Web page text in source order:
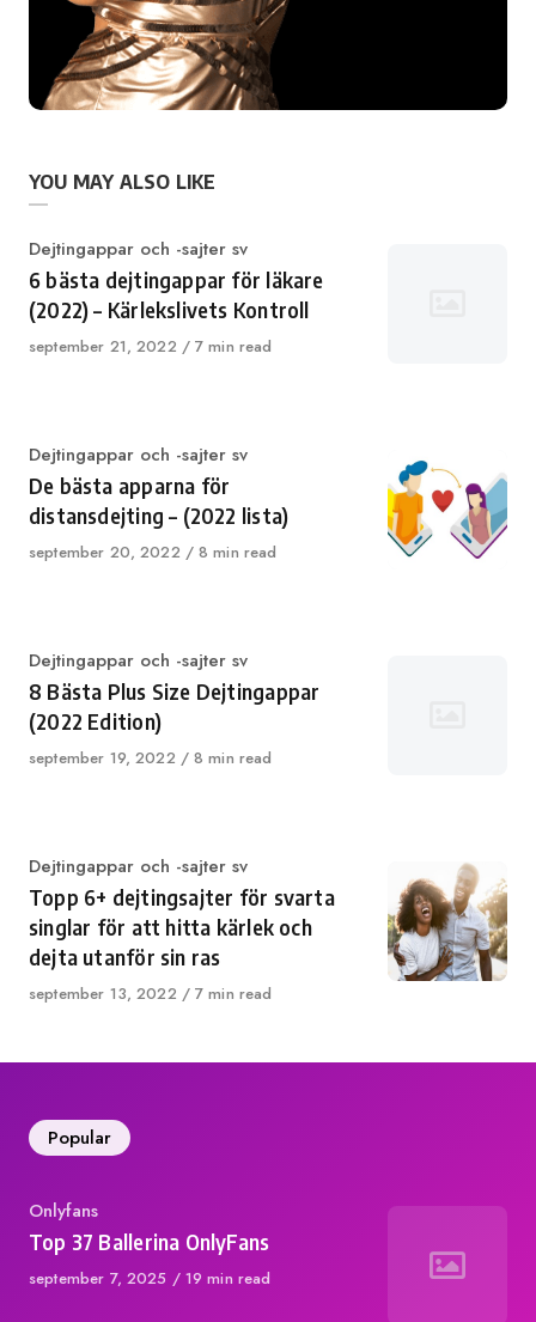
YOU MAY ALSO LIKE
Category
Dejtingappar och -sajter sv
6 bästa dejtingappar för läkare
(2022) – Kärlekslivets Kontroll
Published
september 21, 2022 7 min read
Category
Dejtingappar och -sajter sv
De bästa apparna för
distansdejting – (2022 lista)
Published
september 20, 2022 8 min read
Category
Dejtingappar och -sajter sv
8 Bästa Plus Size Dejtingappar
(2022 Edition)
Published
september 19, 2022 8 min read
Category
Dejtingappar och -sajter sv
Topp 6+ dejtingsajter för svarta
singlar för att hitta kärlek och
dejta utanför sin ras
Published
september 13, 2022 7 min read
Popular
Category
Onlyfans
Top 37 Ballerina OnlyFans
Published
september 7, 2025 19 min read